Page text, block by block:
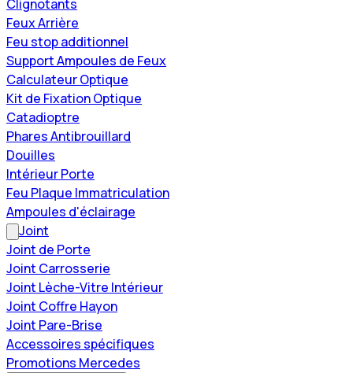
Clignotants
Feux Arrière
Feu stop additionnel
Support Ampoules de Feux
Calculateur Optique
Kit de Fixation Optique
Catadioptre
Phares Antibrouillard
Douilles
Intérieur Porte
Feu Plaque Immatriculation
Ampoules d'éclairage
Joint
Joint de Porte
Joint Carrosserie
Joint Lèche-Vitre Intérieur
Joint Coffre Hayon
Joint Pare-Brise
Accessoires spécifiques
Promotions Mercedes